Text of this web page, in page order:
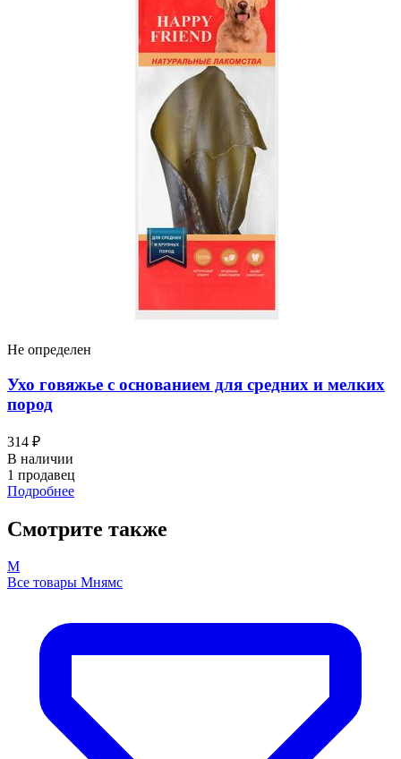
Не определен
Ухо говяжье с основанием для средних и мелких
пород
314 ₽
В наличии
1 продавец
Подробнее
Смотрите также
М
Все товары Мнямс